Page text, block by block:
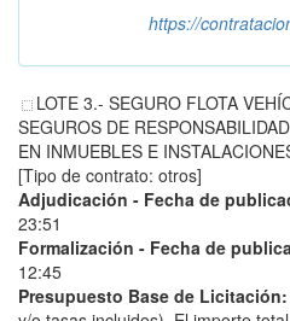
https://
LOTE 3.- SEGURO FLOTA
SEGUROS DE
EN INMUEBLES E
[Tipo de contrato: otros]
Adjudicación - Fecha de
23:51
Formalización - Fecha de
12:45
Presupuesto Base de Licitación: